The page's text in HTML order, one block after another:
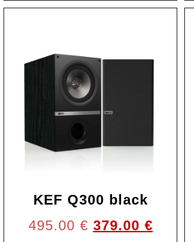
KEF Q300 black
495.00 € 379.00 €